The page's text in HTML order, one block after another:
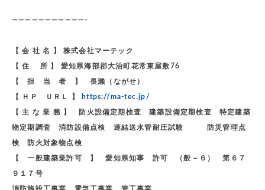
———————————-
【 会 社 名 】 株式会社マーテック
【 住 所 】 愛知県海部郡大治町花常東屋敷76
【 担 当 者 】 長瀨（ながせ）
【 ＨＰ ＵＲＬ 】 https://ma-tec.jp/
【 主 な 業 務 】 防火設備定期検査 建築設備定期検査 特定建築
物定期調査 消防設備点検 連結送水管耐圧試験 防災管理点
検 防火対象物点検
【 一般建築業許可 】 愛知県知事 許可 （般－６） 第６７
９１７号